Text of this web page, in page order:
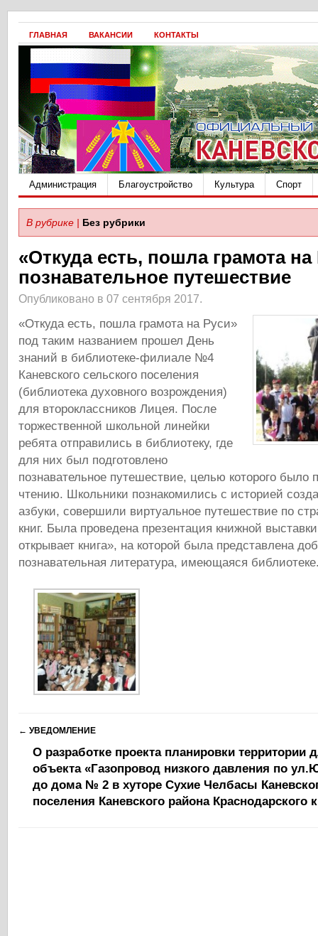
ГЛАВНАЯ ВАКАНСИИ КОНТАКТЫ
Администрация Благоустройство Культура Спорт
В рубрике | Без рубрики
«Откуда есть, пошла грамота
познавательное путешествие
Опубликовано в 07 сентября 2017.
«Откуда есть, пошла грамота на Руси»
под таким названием прошел День
знаний в библиотеке-филиале №4
Каневского сельского поселения
(библиотека духовного возрождения)
для второклассников Лицея. После
торжественной школьной линейки
ребята отправились в библиотеку, где
для них был подготовлено
познавательное путешествие, целью которого было
чтению. Школьники познакомились с историей
азбуки, совершили виртуальное путешествие по
книг. Была проведена презентация книжной
открывает книга», на которой была представлена
познавательная литература, имеющаяся
← УВЕДОМЛЕНИЕ
О разработке проекта планировки территории
объекта «Газопровод низкого давления по
до дома № 2 в хуторе Сухие Челбасы
поселения Каневского района Краснодарского